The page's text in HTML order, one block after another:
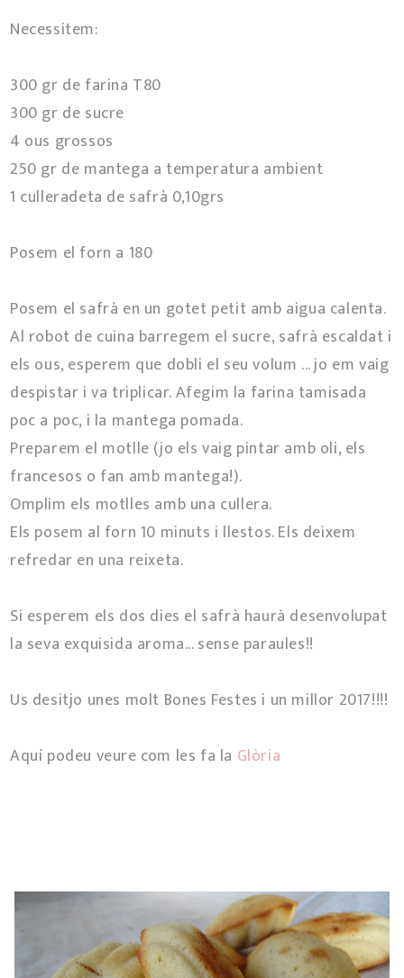
Necessitem:
300 gr de farina T80
300 gr de sucre
4 ous grossos
250 gr de mantega a temperatura ambient
1 culleradeta de safrà 0,10grs
Posem el forn a 180º
Posem el safrà en un gotet petit amb aigua calenta.
Al robot de cuina barregem el sucre, safrà escaldat i
els ous, esperem que dobli el seu volum ... jo em vaig
despistar i va triplicar. Afegim la farina tamisada
poc a poc, i la mantega pomada.
Preparem el motlle (jo els vaig pintar amb oli, els
francesos o fan amb mantega!).
Omplim els motlles amb una cullera.
Els posem al forn 10 minuts i llestos. Els deixem
refredar en una reixeta.
Si esperem els dos dies el safrà haurà desenvolupat
la seva exquisida aroma... sense paraules!!
Us desitjo unes molt Bones Festes i un millor 2017!!!!
Aquí podeu veure com les fa la Glòria